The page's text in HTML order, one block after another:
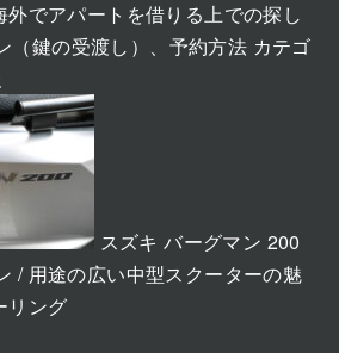
外でアパートを借りる上での探し
（鍵の受渡し）、予約方法 カテゴ
スズキ バーグマン 200
/ 用途の広い中型スクーターの魅
リング